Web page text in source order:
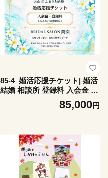
85-4_婚活応援チケット| 婚活
結婚 相談所 登録料 入会金 カ
ウンセリング ふるさと納税限
定 元警察官 支援 婚活支援 サ
愛知 岐阜 尾張
85,000円